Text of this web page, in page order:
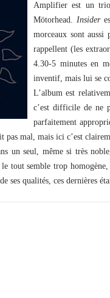
Amplifier est un trio
Mötorhead. Insider
morceaux sont aussi
rappellent (les
4.30-5 minutes en
inventif, mais lui se
L’album est
c’est difficile de ne
parfaitement
mal, mais ici c’est
un seul, même si très
tout semble trop
ses qualités, ces dernières